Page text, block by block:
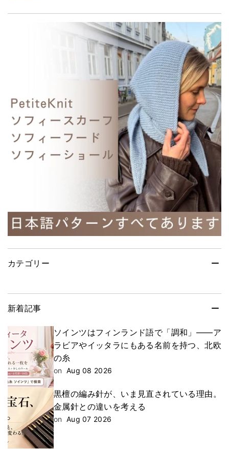
カテゴリー
新着記事
ソインツはフィンランド語で「調和」——ア
ラビアやイッタラにもある名前を持つ、北欧
の糸
on Aug 08 2026
黒檀の編み針が、いま見直されている理由。
金属針との違いを考える
on Aug 07 2026